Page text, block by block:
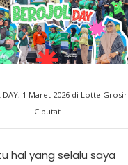
DAY, 1 Maret 2026 di Lotte Grosir
Ciputat
hal yang selalu saya